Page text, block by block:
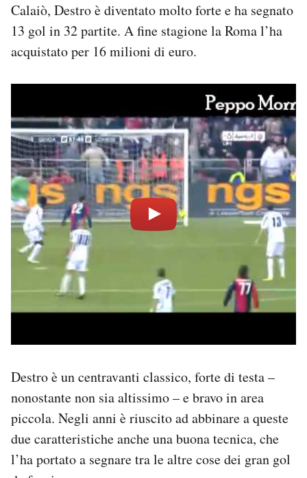
Calaiò, Destro è diventato molto forte e ha segnato
13 gol in 32 partite. A fine stagione la Roma l’ha
acquistato per 16 milioni di euro.
Destro è un centravanti classico, forte di testa –
nonostante non sia altissimo – e bravo in area
piccola. Negli anni è riuscito ad abbinare a queste
due caratteristiche anche una buona tecnica, che
l’ha portato a segnare tra le altre cose dei gran gol